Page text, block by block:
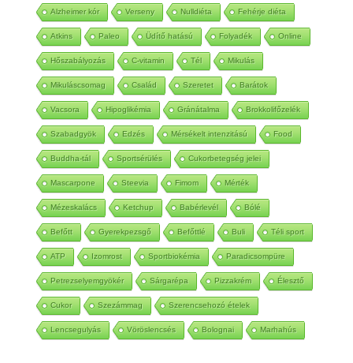
Alzheimer kór Verseny Nulldiéta Fehérje diéta
Atkins Paleo Üdítő hatású Folyadék Online
Hőszabályozás C-vitamin Tél Mikulás
Mikuláscsomag Család Szeretet Barátok
Vacsora Hipoglikémia Gránátalma Brokkolifőzelék
Szabadgyök Edzés Mérsékelt intenzitású Food
Buddha-tál Sportsérülés Cukorbetegség jelei
Mascarpone Steevia Fimom Mérték
Mézeskalács Ketchup Babérlevél Bólé
Befőtt Gyerekpezsgő Befőttlé Buli Téli sport
ATP Izomrost Sportbiokémia Paradicsompüre
Petrezselyemgyökér Sárgarépa Pizzakrém Élesztő
Cukor Szezámmag Szerencsehozó ételek
Lencsegulyás Vöröslencsés Bolognai Marhahús